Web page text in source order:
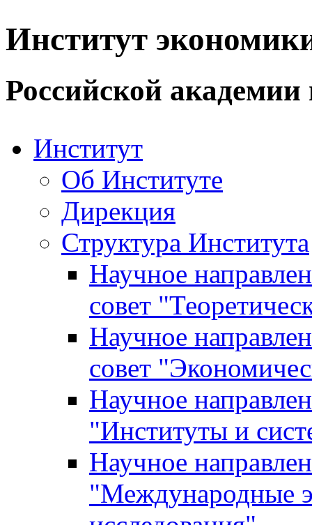
Институт
Российской академии
Институт
Об Институте
Дирекция
Структура Института
Научное
совет
Научное
совет
Научное
"Институты и
Научное
"Международные